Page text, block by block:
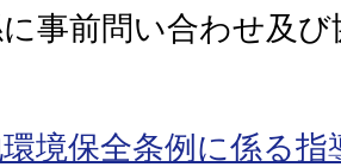
事前問い合わせ及
境保全条例に係る指